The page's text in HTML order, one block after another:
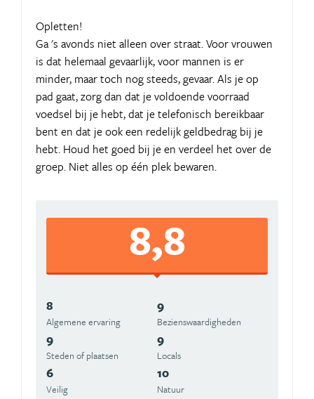
Opletten!
Ga 's avonds niet alleen over straat. Voor vrouwen
is dat helemaal gevaarlijk, voor mannen is er
minder, maar toch nog steeds, gevaar. Als je op
pad gaat, zorg dan dat je voldoende voorraad
voedsel bij je hebt, dat je telefonisch bereikbaar
bent en dat je ook een redelijk geldbedrag bij je
hebt. Houd het goed bij je en verdeel het over de
groep. Niet alles op één plek bewaren.
8,8
8
Algemene ervaring
9
Beziens­waardigheden
9
Steden of plaatsen
9
Locals
6
Veilig
10
Natuur